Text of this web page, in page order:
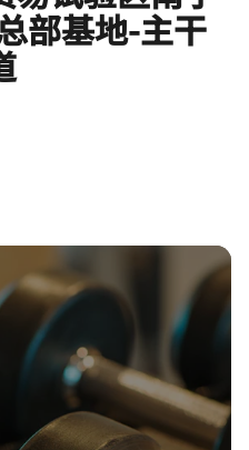
部基地-主干